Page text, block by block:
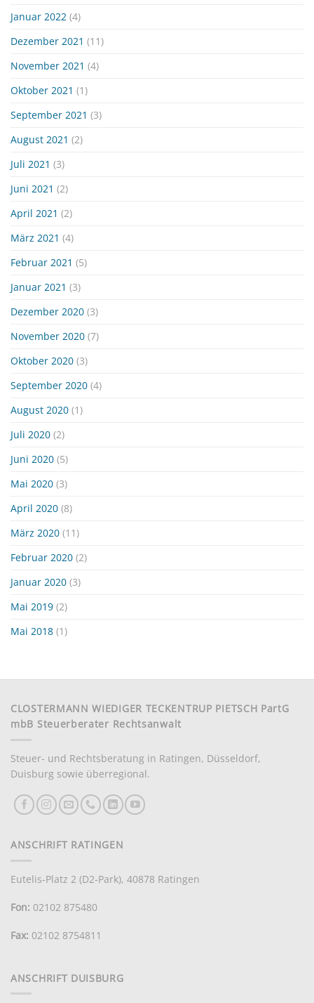
Januar 2022 (4)
Dezember 2021 (11)
November 2021 (4)
Oktober 2021 (1)
September 2021 (3)
August 2021 (2)
Juli 2021 (3)
Juni 2021 (2)
April 2021 (2)
März 2021 (4)
Februar 2021 (5)
Januar 2021 (3)
Dezember 2020 (3)
November 2020 (7)
Oktober 2020 (3)
September 2020 (4)
August 2020 (1)
Juli 2020 (2)
Juni 2020 (5)
Mai 2020 (3)
April 2020 (8)
März 2020 (11)
Februar 2020 (2)
Januar 2020 (3)
Mai 2019 (2)
Mai 2018 (1)
CLOSTERMANN WIEDIGER TECKENTRUP PIETSCH PartG
mbB Steuerberater Rechtsanwalt
Steuer- und Rechtsberatung in Ratingen, Düsseldorf,
Duisburg sowie überregional.
ANSCHRIFT RATINGEN
Eutelis-Platz 2 (D2-Park), 40878 Ratingen
Fon: 02102 875480
Fax: 02102 8754811
ANSCHRIFT DUISBURG